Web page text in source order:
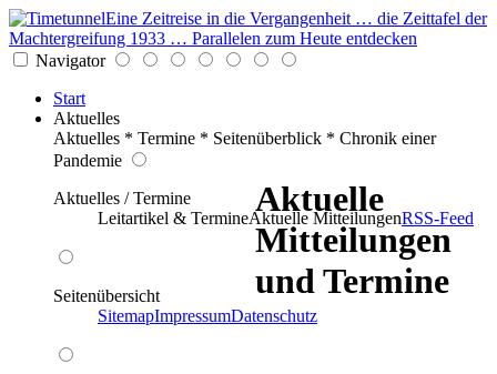
Eine Zeitreise in die Vergangenheit … die Zeittafel der
Machtergreifung 1933 … Parallelen zum Heute entdecken
Navigator
Start
Aktuelles
Aktuelles * Termine * Seitenüberblick * Chronik einer
Pandemie
Aktuelles / Termine
Leitartikel & TermineAktuelle MitteilungenRSS-Feed
Seitenübersicht
SitemapImpressumDatenschutz
Aktuelle
Mitteilungen
und Termine